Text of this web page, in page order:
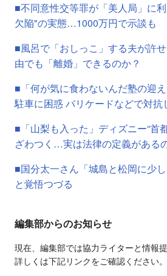
■不同意性交等罪が「美人局」に
欠陥"の実態…1000万円で示談も
■風呂で「おしっこ」する夫が許
由でも「離婚」できるのか？
■「何が気に食わないんだ塾の迎
駐車に困惑 バリケードなどで対抗
■「山梨も入った」ディズニー“首
ざわつく…実は法律の定義がある
■国分太一さん「城島と松岡に少
と覚悟つづる
編集部からのお知らせ
現在、編集部では協力ライターと情報
詳しくは下記リンクをご確認ください。